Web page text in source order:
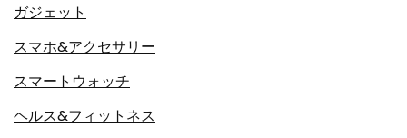
ガジェット
スマホ&アクセサリー
スマートウォッチ
ヘルス&フィットネス